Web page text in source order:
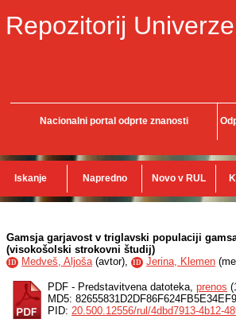
Repozitorij
Nacionalni portal odprte znanosti
Iskanje Napredno Novo v RUL
Gamsja garjavost v triglavski populaciji
(visokošolski strokovni študij)
ID Medveš, Aljoša(avtor), ID Jerina, Klemen (
PDF - Predstavitvena datoteka, prenos
MD5:
PID: 20.500.12556/rul/4dbd7913-4b12-